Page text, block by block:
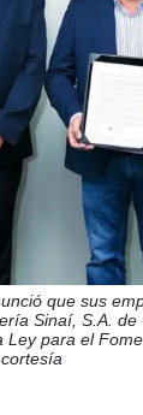
que sus
Sinaí, S.A.
Ley para el